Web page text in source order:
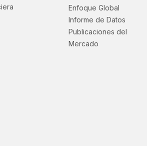
Enfoque Global
Informe de Datos
Publicaciones del
Mercado